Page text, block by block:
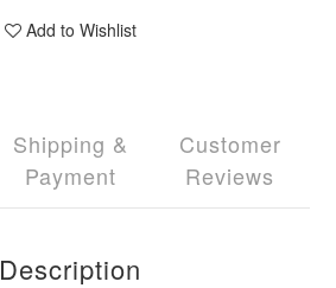
Add to Wishlist
Shipping &
Payment
Customer
Reviews
Description